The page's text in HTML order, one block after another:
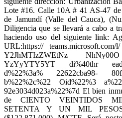
Lote #16. Calle 10A # 41 AS-47 de
de Jamundí (Valle del Cauca),
Diligencia que se llevará a cabo a
haciendo uso del siguiente link:
URL:https:// teams.microsoft.com/
Y2JhMTIzZWEtNz
YzYyYTY5YT di%40thr
d%22%3a% 22622cba98-
b%22%2c%22 Oid%22%3
92e3034d023a%22%7d El bien
de CIENTO VEINTIDOS
SETENTA Y UN MIL